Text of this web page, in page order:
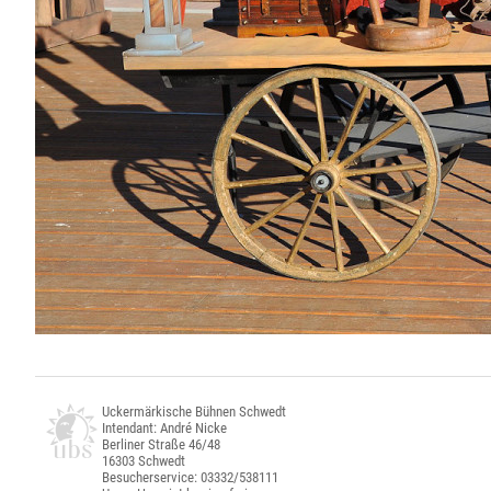
Uckermärkische Bühnen Schwedt
Intendant: André Nicke
Berliner Straße 46/48
16303 Schwedt
Besucherservice: 03332/538111